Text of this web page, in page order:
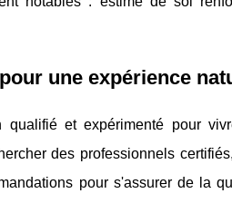
une expérience
qualifié et expérimenté pour
des professionnels
pour s'assurer de la